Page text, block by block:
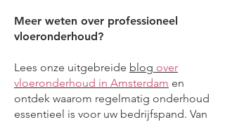
Meer weten over professioneel
vloeronderhoud?
Lees onze uitgebreide blog over
vloeronderhoud in Amsterdam en
ontdek waarom regelmatig onderhoud
essentieel is voor uw bedrijfspand. Van